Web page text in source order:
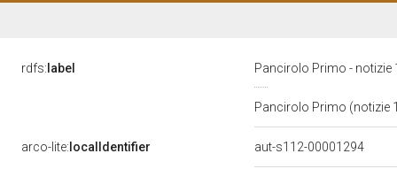
rdfs: label Pancirolo Primo - notizie
Pancirolo Primo (notizie
arco-lite: localIdentifier aut-s112-00001294